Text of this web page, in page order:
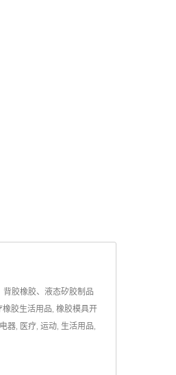
胶橡胶、液态矽胶制品
胶生活用品, 橡胶模具开
器, 医疗, 运动, 生活用品,